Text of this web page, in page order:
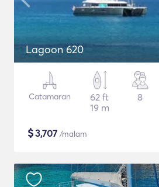
Lagoon 620
Catamaran
62 ft
19 m
8
$3,707 /malam